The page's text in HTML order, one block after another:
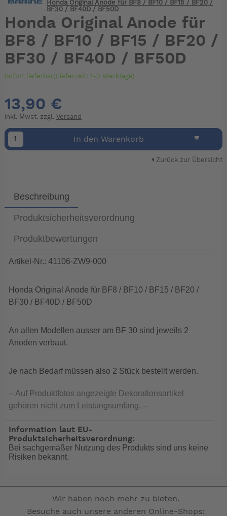
Honda Original Anode für BF8 / BF10 / BF15 / BF20 /
BF30 / BF40D / BF50D
Honda Original Anode für
BF8 / BF10 / BF15 / BF20 /
BF30 / BF40D / BF50D
Sofort lieferbar(Lieferzeit: 1-3 Werktage)
13,90 €
inkl. Mwst. zzgl. Versand
In den Warenkorb
Zurück zur Übersicht
Beschreibung
Produktsicherheitsverordnung
Produktbewertungen
Artikel-Nr.: 41106-ZW9-000
Honda Original Anode für BF8 / BF10 / BF15 / BF20 /
BF30 / BF40D / BF50D
An allen Modellen ausser am BF 30 sind jeweils 2
Anoden verbaut.
Je nach Bedarf müssen also 2 Stück bestellt werden.
-- Auf Produktfotos angezeigte Dekorationsartikel
gehören nicht zum Leistungsumfang. --
Information laut EU-
Produktsicherheitsverordnung:
Bei sachgemäßer Nutzung des Produkts sind uns keine
Risiken bekannt.
Wir haben noch mehr zu bieten.
Besuche auch unsere anderen Online-Shops: